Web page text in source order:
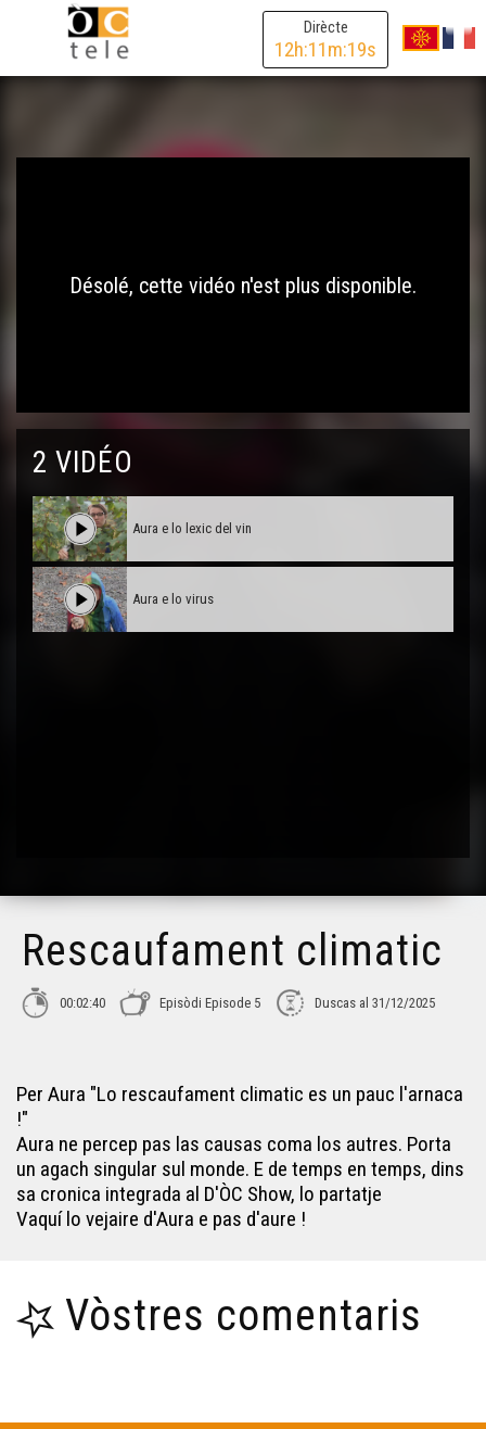
Dirècte
12h:11m:19s
Désolé, cette vidéo n'est plus disponible.
2 VIDÉO
Aura e lo lexic del vin
Aura e lo virus
Rescaufament climatic
00:02:40 Episòdi Episode 5 Duscas al 31/12/2025
Per Aura "Lo rescaufament climatic es un pauc l'arnaca
!"
Aura ne percep pas las causas coma los autres. Porta
un agach singular sul monde. E de temps en temps, dins
sa cronica integrada al D'ÒC Show, lo partatje
Vaquí lo vejaire d'Aura e pas d'aure !
Vòstres comentaris